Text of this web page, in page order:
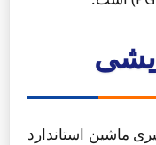
ماشین استاندارد